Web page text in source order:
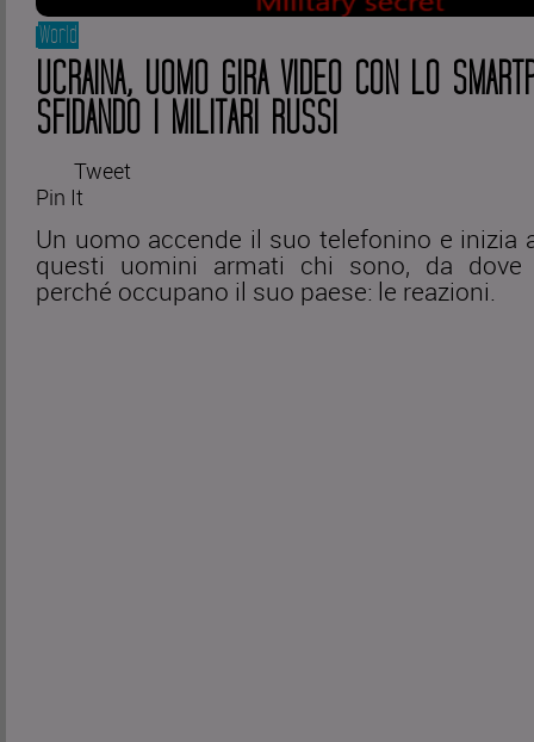
World
UCRAINA, UOMO GIRA VIDEO CON LO
SFIDANDO I MILITARI RUSSI
Tweet
Pin It
Un uomo accende il suo telefonino e inizia
questi uomini armati chi sono, da dove
perché occupano il suo paese: le reazioni.